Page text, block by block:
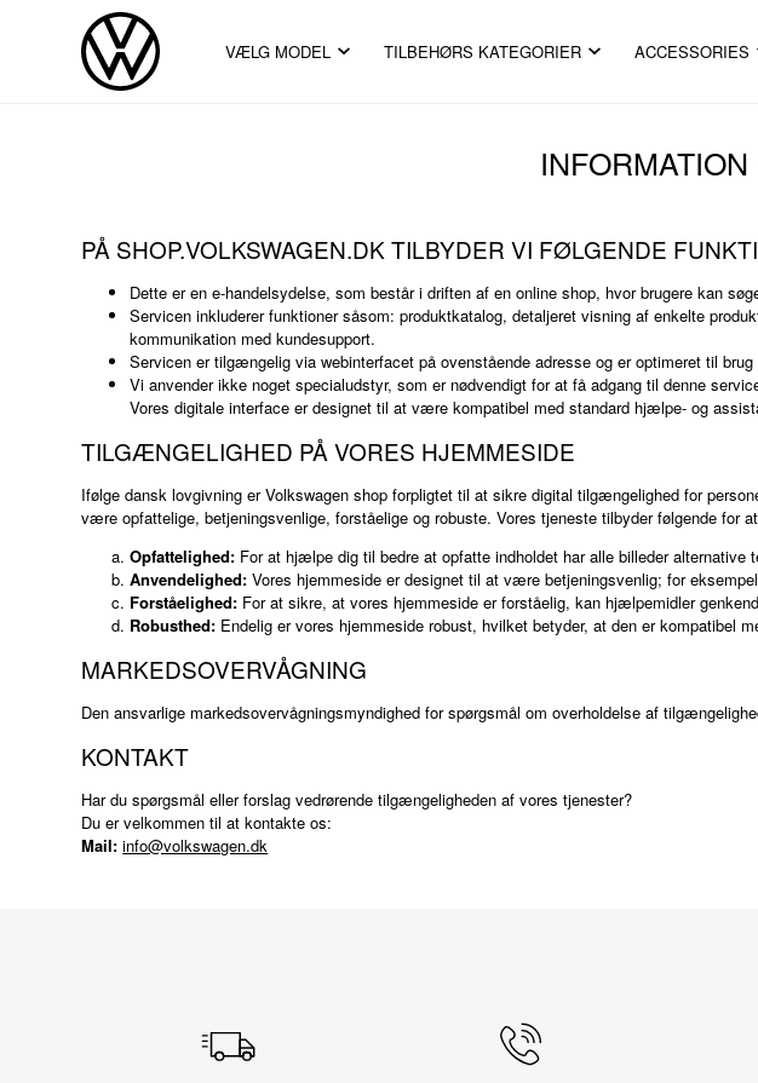
VÆLG MODEL TILBEHØRS KATEGORIER ACCESSORIES
PÅ SHOP.VOLKSWAGEN.DK TILBYDER VI FØLGENDE
Dette er en e-handelsydelse, som består i driften af en online shop, hvor brugere kan
Servicen inkluderer funktioner såsom: produktkatalog, detaljeret visning af enkelte
kommunikation med kundesupport.
Servicen er tilgængelig via webinterfacet på ovenstående adresse og er optimeret til
Vi anvender ikke noget specialudstyr, som er nødvendigt for at få adgang til denne
Vores digitale interface er designet til at være kompatibel med standard hjælpe- og
TILGÆNGELIGHED PÅ VORES HJEMMESIDE
Ifølge dansk lovgivning er Volkswagen shop forpligtet til at sikre digital tilgængelighed for
være opfattelige, betjeningsvenlige, forståelige og robuste. Vores tjeneste tilbyder følgende for
Opfattelighed: For at hjælpe dig til bedre at opfatte indholdet har alle billeder
Anvendelighed: Vores hjemmeside er designet til at være betjeningsvenlig; for
Forståelighed: For at sikre, at vores hjemmeside er forståelig, kan hjælpemidler
Robusthed: Endelig er vores hjemmeside robust, hvilket betyder, at den er kompatibel
MARKEDSOVERVÅGNING
Den ansvarlige markedsovervågningsmyndighed for spørgsmål om overholdelse af
KONTAKT
Har du spørgsmål eller forslag vedrørende tilgængeligheden af vores tjenester?
Du er velkommen til at kontakte os:
Mail: info@volkswagen.dk